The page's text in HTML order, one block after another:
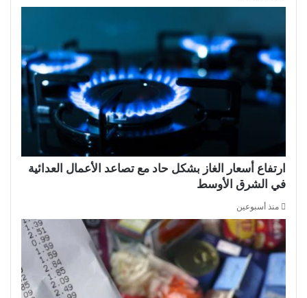
ارتفاع أسعار الغاز بشكل حاد مع تصاعد الأعمال العدائية
في الشرق الأوسط
منذ أسبوعين